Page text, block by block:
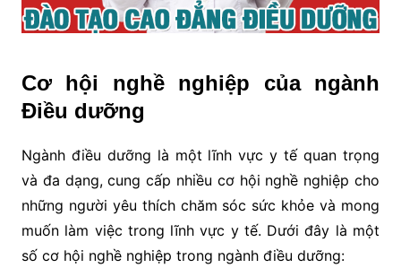
Cơ hội nghề nghiệp của ngành
Điều dưỡng
Ngành điều dưỡng là một lĩnh vực y tế quan trọng
và đa dạng, cung cấp nhiều cơ hội nghề nghiệp cho
những người yêu thích chăm sóc sức khỏe và mong
muốn làm việc trong lĩnh vực y tế. Dưới đây là một
số cơ hội nghề nghiệp trong ngành điều dưỡng: